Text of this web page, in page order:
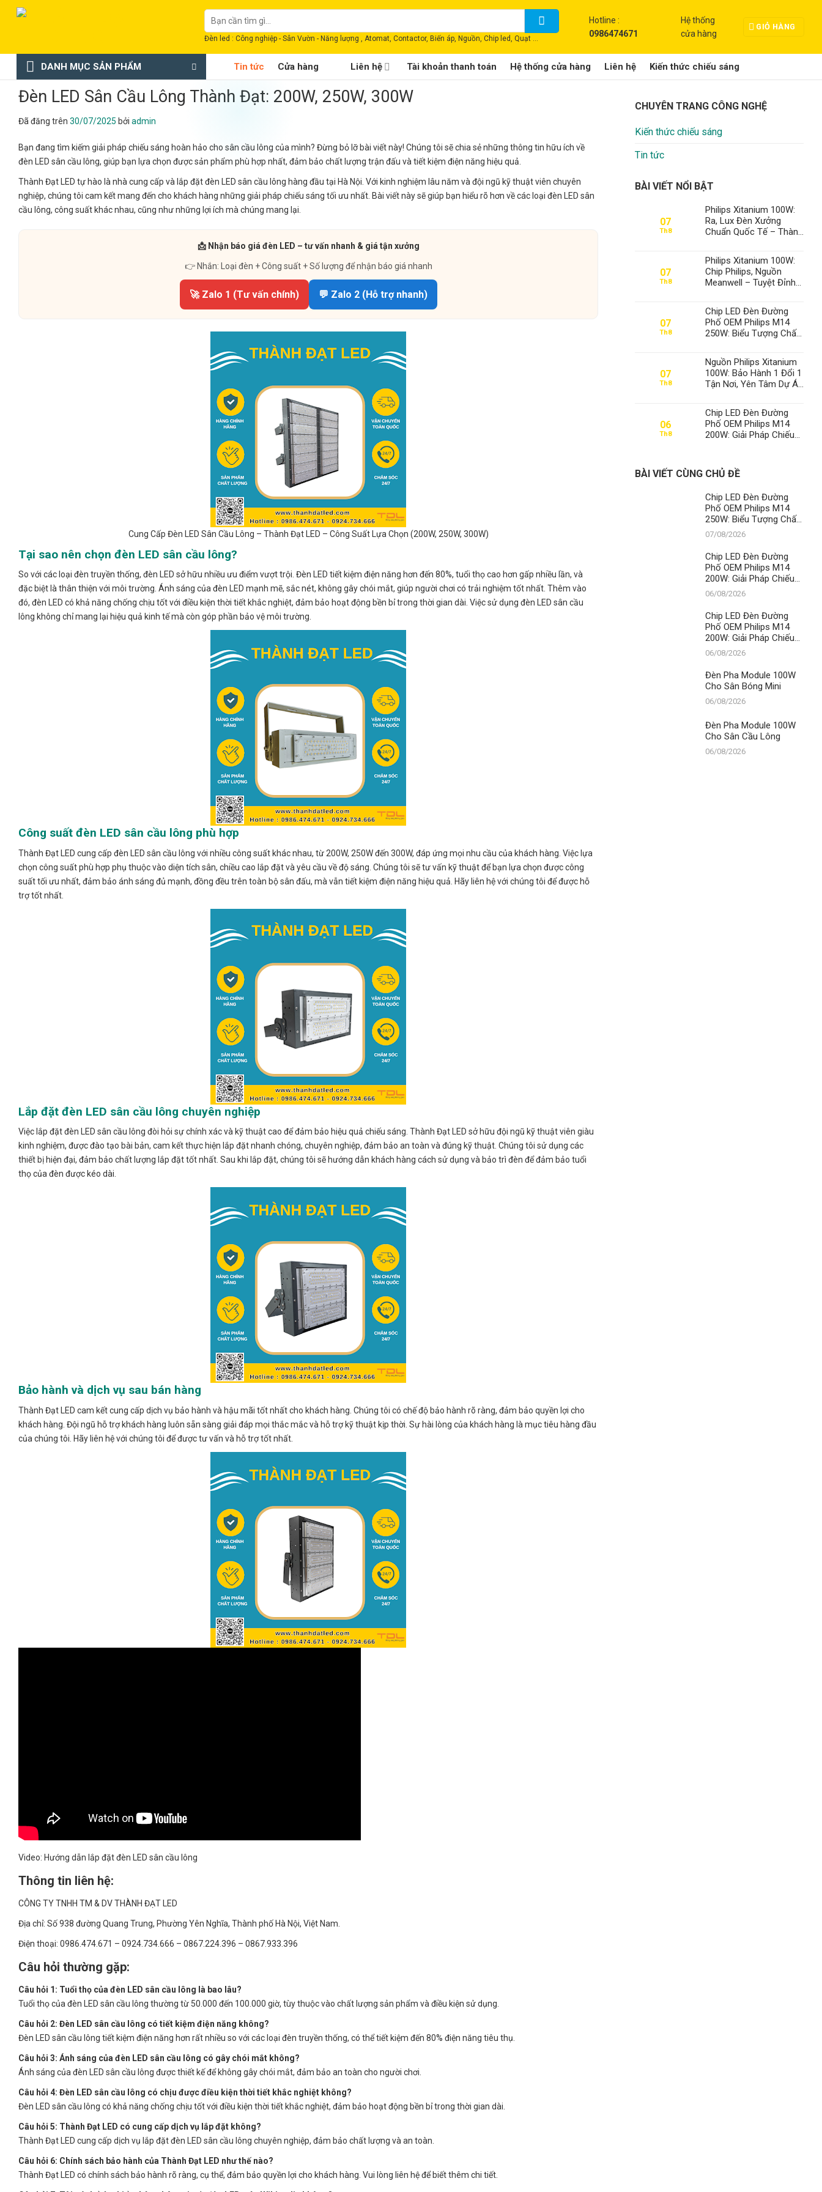
Chuyển
dung
Tìm
kiếm:
Đèn led : Công nghiệp - Sân Vườn - Năng lượng , Atomat, Contactor, Biến áp, Nguồn, Chip led, Quạt ...
Hotline :
0986474671
Hệ thống
cửa hàng
GIỎ HÀNG
DANH MỤC SẢN PHẨM Tin tức Cửa hàng Liên hệ Tài khoản thanh toán Hệ thống cửa hàng Liên hệ Kiến thức chiếu sáng
Đèn LED Sân Cầu Lông Thành Đạt: 200W, 250W, 300W
Đã đăng trên 30/07/2025 bởi admin
Bạn đang tìm kiếm giải pháp chiếu sáng hoàn hảo cho sân cầu lông của mình? Đừng bỏ lỡ bài viết này! Chúng tôi sẽ chia sẻ những thông tin hữu ích về
đèn LED sân cầu lông, giúp bạn lựa chọn được sản phẩm phù hợp nhất, đảm bảo chất lượng trận đấu và tiết kiệm điện năng hiệu quả.
Thành Đạt LED tự hào là nhà cung cấp và lắp đặt đèn LED sân cầu lông hàng đầu tại Hà Nội. Với kinh nghiệm lâu năm và đội ngũ kỹ thuật viên chuyên
nghiệp, chúng tôi cam kết mang đến cho khách hàng những giải pháp chiếu sáng tối ưu nhất. Bài viết này sẽ giúp bạn hiểu rõ hơn về các loại đèn LED sân
cầu lông, công suất khác nhau, cũng như những lợi ích mà chúng mang lại.
📩 Nhận báo giá đèn LED – tư vấn nhanh & giá tận xưởng
👉 Nhắn: Loại đèn + Công suất + Số lượng để nhận báo giá nhanh
🚀 Zalo 1 (Tư vấn chính) 💬 Zalo 2 (Hỗ trợ nhanh)
Cung Cấp Đèn LED Sân Cầu Lông – Thành Đạt LED – Công Suất Lựa Chọn (200W, 250W, 300W)
Tại sao nên chọn đèn LED sân cầu lông?
So với các loại đèn truyền thống, đèn LED sở hữu nhiều ưu điểm vượt trội. Đèn LED tiết kiệm điện năng hơn đến 80%, tuổi thọ cao hơn gấp nhiều lần, và
đặc biệt là thân thiện với môi trường. Ánh sáng của đèn LED mạnh mẽ, sắc nét, không gây chói mắt, giúp người chơi có trải nghiệm tốt nhất. Thêm vào
đó, đèn LED có khả năng chống chịu tốt với điều kiện thời tiết khắc nghiệt, đảm bảo hoạt động bền bỉ trong thời gian dài. Việc sử dụng đèn LED sân cầu
lông không chỉ mang lại hiệu quả kinh tế mà còn góp phần bảo vệ môi trường.
Công suất đèn LED sân cầu lông phù hợp
Thành Đạt LED cung cấp đèn LED sân cầu lông với nhiều công suất khác nhau, từ 200W, 250W đến 300W, đáp ứng mọi nhu cầu của khách hàng. Việc lựa
chọn công suất phù hợp phụ thuộc vào diện tích sân, chiều cao lắp đặt và yêu cầu về độ sáng. Chúng tôi sẽ tư vấn kỹ thuật để bạn lựa chọn được công
suất tối ưu nhất, đảm bảo ánh sáng đủ mạnh, đồng đều trên toàn bộ sân đấu, mà vẫn tiết kiệm điện năng hiệu quả. Hãy liên hệ với chúng tôi để được hỗ
trợ tốt nhất.
Lắp đặt đèn LED sân cầu lông chuyên nghiệp
Việc lắp đặt đèn LED sân cầu lông đòi hỏi sự chính xác và kỹ thuật cao để đảm bảo hiệu quả chiếu sáng. Thành Đạt LED sở hữu đội ngũ kỹ thuật viên giàu
kinh nghiệm, được đào tạo bài bản, cam kết thực hiện lắp đặt nhanh chóng, chuyên nghiệp, đảm bảo an toàn và đúng kỹ thuật. Chúng tôi sử dụng các
thiết bị hiện đại, đảm bảo chất lượng lắp đặt tốt nhất. Sau khi lắp đặt, chúng tôi sẽ hướng dẫn khách hàng cách sử dụng và bảo trì đèn để đảm bảo tuổi
thọ của đèn được kéo dài.
Bảo hành và dịch vụ sau bán hàng
Thành Đạt LED cam kết cung cấp dịch vụ bảo hành và hậu mãi tốt nhất cho khách hàng. Chúng tôi có chế độ bảo hành rõ ràng, đảm bảo quyền lợi cho
khách hàng. Đội ngũ hỗ trợ khách hàng luôn sẵn sàng giải đáp mọi thắc mắc và hỗ trợ kỹ thuật kịp thời. Sự hài lòng của khách hàng là mục tiêu hàng đầu
của chúng tôi. Hãy liên hệ với chúng tôi để được tư vấn và hỗ trợ tốt nhất.
Video: Hướng dẫn lắp đặt đèn LED sân cầu lông
Thông tin liên hệ:
CÔNG TY TNHH TM & DV THÀNH ĐẠT LED
Địa chỉ: Số 938 đường Quang Trung, Phường Yên Nghĩa, Thành phố Hà Nội, Việt Nam.
Điện thoại: 0986.474.671 – 0924.734.666 – 0867.224.396 – 0867.933.396
Câu hỏi thường gặp:
Câu hỏi 1: Tuổi thọ của đèn LED sân cầu lông là bao lâu?
Tuổi thọ của đèn LED sân cầu lông thường từ 50.000 đến 100.000 giờ, tùy thuộc vào chất lượng sản phẩm và điều kiện sử dụng.
Câu hỏi 2: Đèn LED sân cầu lông có tiết kiệm điện năng không?
Đèn LED sân cầu lông tiết kiệm điện năng hơn rất nhiều so với các loại đèn truyền thống, có thể tiết kiệm đến 80% điện năng tiêu thụ.
Câu hỏi 3: Ánh sáng của đèn LED sân cầu lông có gây chói mắt không?
Ánh sáng của đèn LED sân cầu lông được thiết kế để không gây chói mắt, đảm bảo an toàn cho người chơi.
Câu hỏi 4: Đèn LED sân cầu lông có chịu được điều kiện thời tiết khắc nghiệt không?
Đèn LED sân cầu lông có khả năng chống chịu tốt với điều kiện thời tiết khắc nghiệt, đảm bảo hoạt động bền bỉ trong thời gian dài.
Câu hỏi 5: Thành Đạt LED có cung cấp dịch vụ lắp đặt không?
Thành Đạt LED cung cấp dịch vụ lắp đặt đèn LED sân cầu lông chuyên nghiệp, đảm bảo chất lượng và an toàn.
Câu hỏi 6: Chính sách bảo hành của Thành Đạt LED như thế nào?
Thành Đạt LED có chính sách bảo hành rõ ràng, cụ thể, đảm bảo quyền lợi cho khách hàng. Vui lòng liên hệ để biết thêm chi tiết.
CHUYÊN TRANG CÔNG NGHỆ
Kiến thức chiếu sáng
Tin tức
BÀI VIẾT NỔI BẬT
07
Th8
Philips Xitanium 100W:
Ra, Lux Đèn Xưởng
Chuẩn Quốc Tế – Thành
07
Th8
Philips Xitanium 100W:
Chip Philips, Nguồn
Meanwell – Tuyệt Đỉnh
07
Th8
Chip LED Đèn Đường
Phố OEM Philips M14
250W: Biểu Tượng Chất
Thế Số 1 Của Thành Đạt
LED
07
Th8
Nguồn Philips Xitanium
100W: Bảo Hành 1 Đổi 1
Tận Nơi, Yên Tâm Dự Án
06
Th8
Chip LED Đèn Đường
Phố OEM Philips M14
200W: Giải Pháp Chiếu
Thành Đạt LED
BÀI VIẾT CÙNG CHỦ ĐỀ
Chip LED Đèn Đường
Phố OEM Philips M14
250W: Biểu Tượng Chất
Lượng, Khẳng Định Vị
Thế Số 1 Của Thành Đạt
LED
07/08/2026
Chip LED Đèn Đường
Phố OEM Philips M14
200W: Giải Pháp Chiếu
Sáng Đỉnh Cao, Khẳng
Định Vị Thế Số 1 Của
Thành Đạt LED
06/08/2026
Chip LED Đèn Đường
Phố OEM Philips M14
200W: Giải Pháp Chiếu
Sáng Đỉnh Cao, Khẳng
Định Vị Thế Số 1 Của
Thành Đạt LED
06/08/2026
Đèn Pha Module 100W
Cho Sân Bóng Mini
06/08/2026
Đèn Pha Module 100W
Cho Sân Cầu Lông
06/08/2026